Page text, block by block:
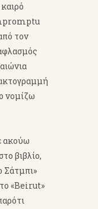
τον
νομίζω
ακούω
βιβλίο,
Σάτμπι»
«Beirut»